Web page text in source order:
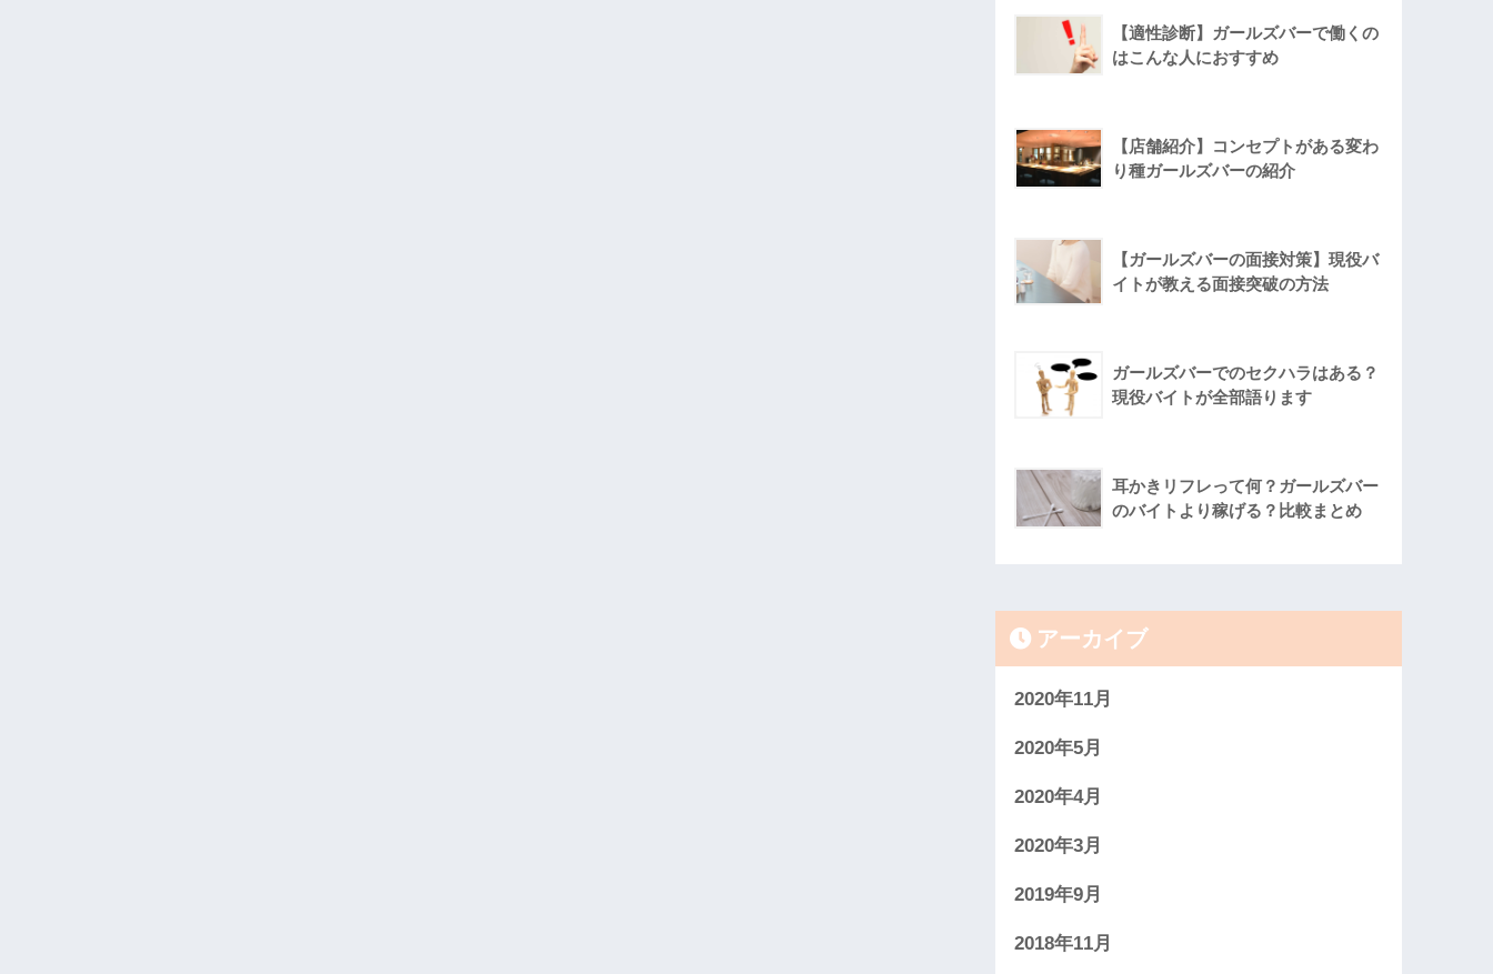
【適性診断】ガールズバーで働くの
はこんな人におすすめ
【店舗紹介】コンセプトがある変わ
り種ガールズバーの紹介
【ガールズバーの面接対策】現役バ
イトが教える面接突破の方法
ガールズバーでのセクハラはある？
現役バイトが全部語ります
耳かきリフレって何？ガールズバー
のバイトより稼げる？比較まとめ
アーカイブ
2020年11月
2020年5月
2020年4月
2020年3月
2019年9月
2018年11月